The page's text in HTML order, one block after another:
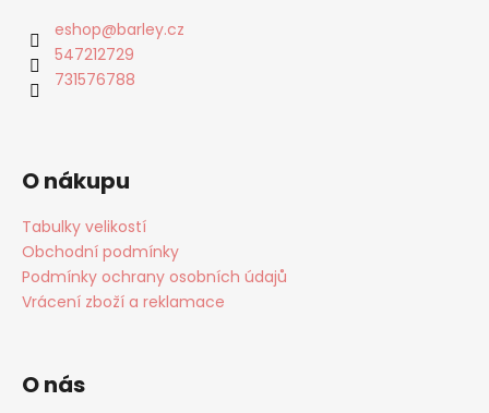
eshop@barley.cz
547212729
731576788
O nákupu
Tabulky velikostí
Obchodní podmínky
Podmínky ochrany osobních údajů
Vrácení zboží a reklamace
O nás